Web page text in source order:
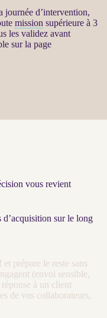
journée d’intervention,
mission supérieure à 3
les validez avant
sur la page
vous revient
sur le long
prépare le reste sans
(envoi sensible,
à un client
de vos collaborateurs,